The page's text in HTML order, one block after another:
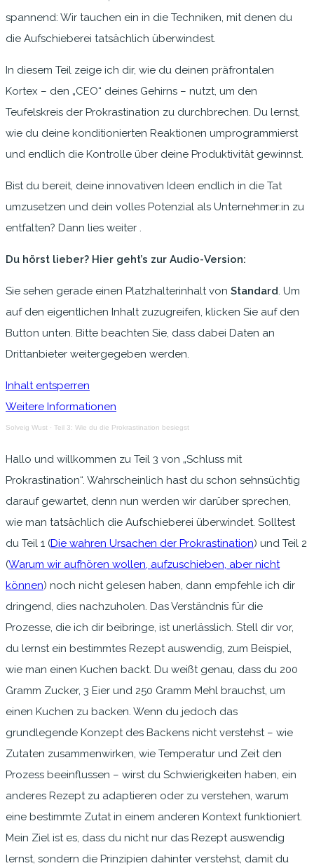
spannend: Wir tauchen ein in die Techniken, mit denen du
die Aufschieberei tatsächlich überwindest.
In diesem Teil zeige ich dir, wie du deinen präfrontalen
Kortex – den „CEO“ deines Gehirns – nutzt, um den
Teufelskreis der Prokrastination zu durchbrechen. Du lernst,
wie du deine konditionierten Reaktionen umprogrammierst
und endlich die Kontrolle über deine Produktivität gewinnst.
Bist du bereit, deine innovativen Ideen endlich in die Tat
umzusetzen und dein volles Potenzial als Unternehmer:in zu
entfalten? Dann lies weiter .
Du hörst lieber? Hier geht’s zur Audio-Version:
Sie sehen gerade einen Platzhalterinhalt von Standard. Um
auf den eigentlichen Inhalt zuzugreifen, klicken Sie auf den
Button unten. Bitte beachten Sie, dass dabei Daten an
Drittanbieter weitergegeben werden.
Inhalt entsperren
Weitere Informationen
Solveig Wust · Teil 3: Wie du die Prokrastination besiegst
Hallo und willkommen zu Teil 3 von „Schluss mit
Prokrastination“. Wahrscheinlich hast du schon sehnsüchtig
darauf gewartet, denn nun werden wir darüber sprechen,
wie man tatsächlich die Aufschieberei überwindet. Solltest
du Teil 1 (Die wahren Ursachen der Prokrastination) und Teil 2
(Warum wir aufhören wollen, aufzuschieben, aber nicht
können) noch nicht gelesen haben, dann empfehle ich dir
dringend, dies nachzuholen. Das Verständnis für die
Prozesse, die ich dir beibringe, ist unerlässlich. Stell dir vor,
du lernst ein bestimmtes Rezept auswendig, zum Beispiel,
wie man einen Kuchen backt. Du weißt genau, dass du 200
Gramm Zucker, 3 Eier und 250 Gramm Mehl brauchst, um
einen Kuchen zu backen. Wenn du jedoch das
grundlegende Konzept des Backens nicht verstehst – wie
Zutaten zusammenwirken, wie Temperatur und Zeit den
Prozess beeinflussen – wirst du Schwierigkeiten haben, ein
anderes Rezept zu adaptieren oder zu verstehen, warum
eine bestimmte Zutat in einem anderen Kontext funktioniert.
Mein Ziel ist es, dass du nicht nur das Rezept auswendig
lernst, sondern die Prinzipien dahinter verstehst, damit du